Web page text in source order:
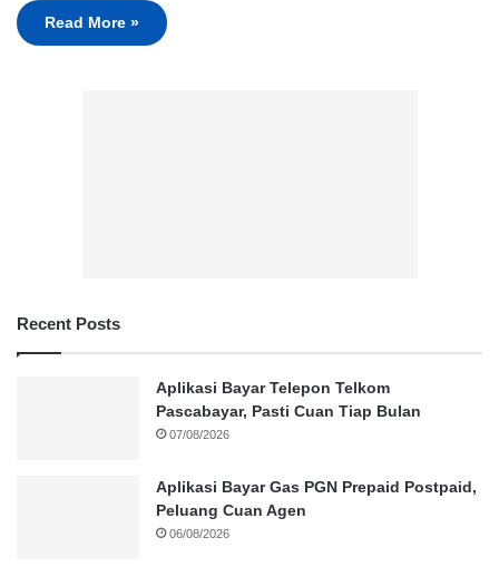
Read More »
Recent Posts
Aplikasi Bayar Telepon Telkom
Pascabayar, Pasti Cuan Tiap Bulan
07/08/2026
Aplikasi Bayar Gas PGN Prepaid Postpaid,
Peluang Cuan Agen
06/08/2026